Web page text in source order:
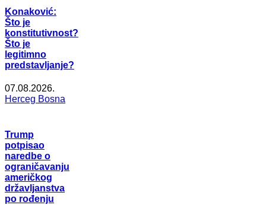
Konaković:
Što je
konstitutivnost?
Što je
legitimno
predstavljanje?
07.08.2026.
Herceg Bosna
Trump
potpisao
naredbe o
ograničavanju
američkog
državljanstva
po rođenju